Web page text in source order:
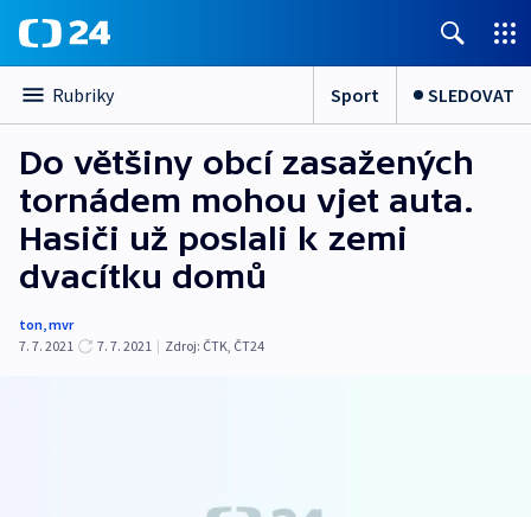
Rubriky Sport SLEDOVAT
Do většiny obcí zasažených
tornádem mohou vjet auta.
Hasiči už poslali k zemi
dvacítku domů
ton,mvr
7. 7. 2021
7. 7. 2021 | Zdroj: ČTK, ČT24